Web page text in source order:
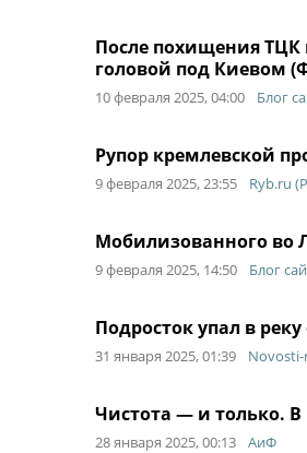
После похищения ТЦК
головой под Киевом
10 февраля 2025, 04:00 Блог
Рупор кремлевской
9 февраля 2025, 23:55 Ryb.ru
Мобилизованного во
9 февраля 2025, 14:50 Блог
Подросток упал в
31 января 2025, 01:39
Чистота — и только. В
28 января 2025, 00:13 АиФ